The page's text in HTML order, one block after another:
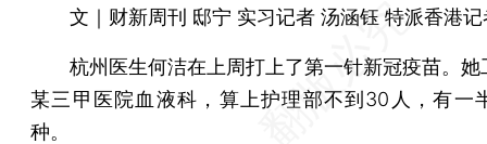
文｜财新周刊 邸宁 实习记者 汤涵钰 特派香港
杭州医生何洁在上周打上了第一针新冠疫苗。她
某三甲医院血液科，算上护理部不到30人，有一
种。